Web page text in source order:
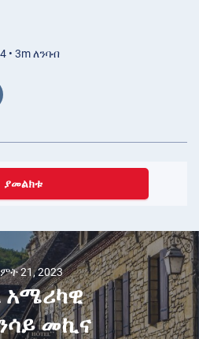
• 3m ለንባብ
ያመልክቱ
21, 2023
አሜሪካዊ
መኪና